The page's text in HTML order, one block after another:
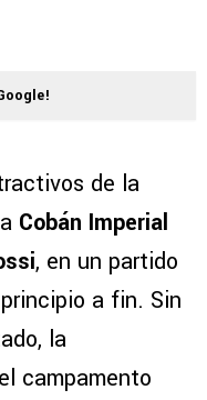
de la
Cobán Imperial
, en un partido
a fin. Sin
la
campamento